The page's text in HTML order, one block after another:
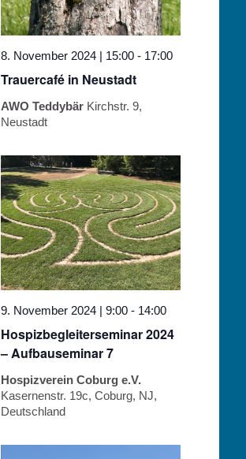
Trauercafé in Neustadt
8. November 2024 | 15:00 - 17:00
AWO Teddybär Kirchstr. 9,
Neustadt
Hospizbegleiterseminar 2024
– Aufbauseminar 7
9. November 2024 | 9:00 - 14:00
Hospizverein Coburg e.V.
Kasernenstr. 19c, Coburg, NJ,
Deutschland